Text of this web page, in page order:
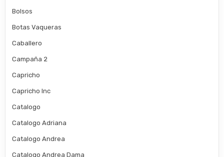
Bolsos
Botas Vaqueras
Caballero
Campaña 2
Capricho
Capricho Inc
Catalogo
Catalogo Adriana
Catalogo Andrea
Catalogo Andrea Dama